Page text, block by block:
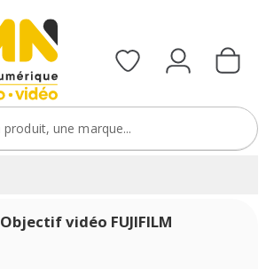
Objectif vidéo FUJIFILM